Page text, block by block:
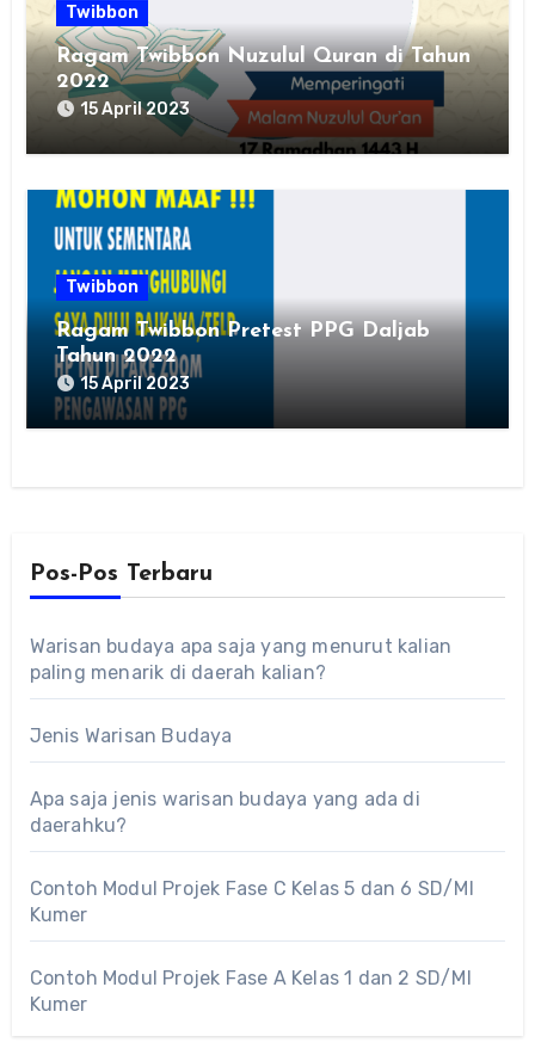
Twibbon
Ragam Twibbon Nuzulul Quran di Tahun
2022
15 April 2023
Twibbon
Ragam Twibbon Pretest PPG Daljab
Tahun 2022
15 April 2023
Pos-Pos Terbaru
Warisan budaya apa saja yang menurut kalian
paling menarik di daerah kalian?
Jenis Warisan Budaya
Apa saja jenis warisan budaya yang ada di
daerahku?
Contoh Modul Projek Fase C Kelas 5 dan 6 SD/MI
Kumer
Contoh Modul Projek Fase A Kelas 1 dan 2 SD/MI
Kumer